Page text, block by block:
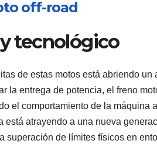
off-road
tecnológico
de estas motos está abriendo
la entrega de potencia, el freno
el comportamiento de la máquina
atrayendo a una nueva
de límites físicos en